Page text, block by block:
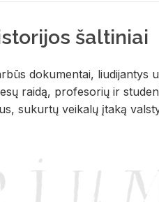
šaltiniai
do­ku­men­tai, liu­di­jan­tys
rai­dą, pro­fe­so­rių ir
su­kur­tų vei­ka­lų įta­ką